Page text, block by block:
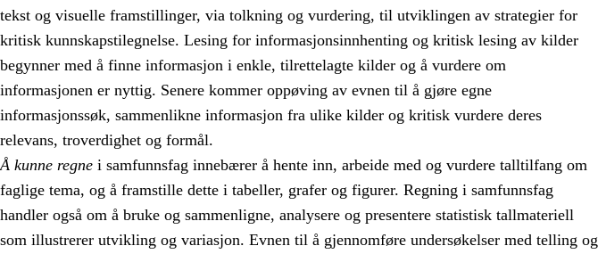
tekst og visuelle framstillinger, via tolkning og vurdering, til utviklingen av strategier for
kritisk kunnskapstilegnelse. Lesing for informasjonsinnhenting og kritisk lesing av kilder
begynner med å finne informasjon i enkle, tilrettelagte kilder og å vurdere om
informasjonen er nyttig. Senere kommer oppøving av evnen til å gjøre egne
informasjonssøk, sammenlikne informasjon fra ulike kilder og kritisk vurdere deres
relevans, troverdighet og formål.
Å kunne regne i samfunnsfag innebærer å hente inn, arbeide med og vurdere talltilfang om
faglige tema, og å framstille dette i tabeller, grafer og figurer. Regning i samfunnsfag
handler også om å bruke og sammenligne, analysere og presentere statistisk tallmateriell
som illustrerer utvikling og variasjon. Evnen til å gjennomføre undersøkelser med telling og